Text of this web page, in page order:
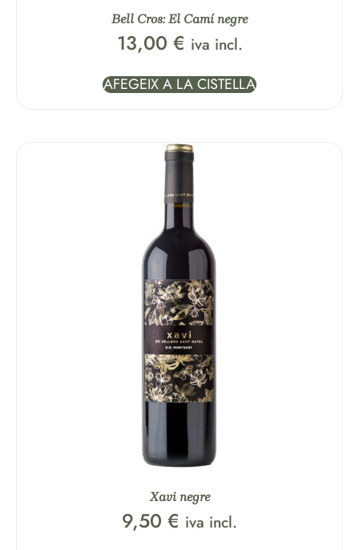
Bell Cros: El Camí negre
13,00 € iva incl.
AFEGEIX A LA CISTELLA
Xavi negre
9,50 € iva incl.